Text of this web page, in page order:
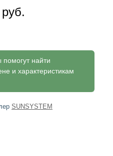
руб.
найти
и характеристикам
SUNSYSTEM